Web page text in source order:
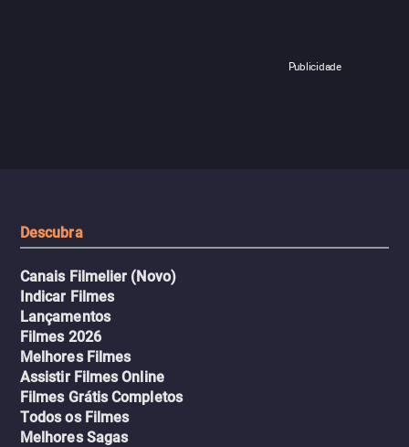
Publicidade
Descubra
Canais Filmelier (Novo)
Indicar Filmes
Lançamentos
Filmes 2026
Melhores Filmes
Assistir Filmes Online
Filmes Grátis Completos
Todos os Filmes
Melhores Sagas